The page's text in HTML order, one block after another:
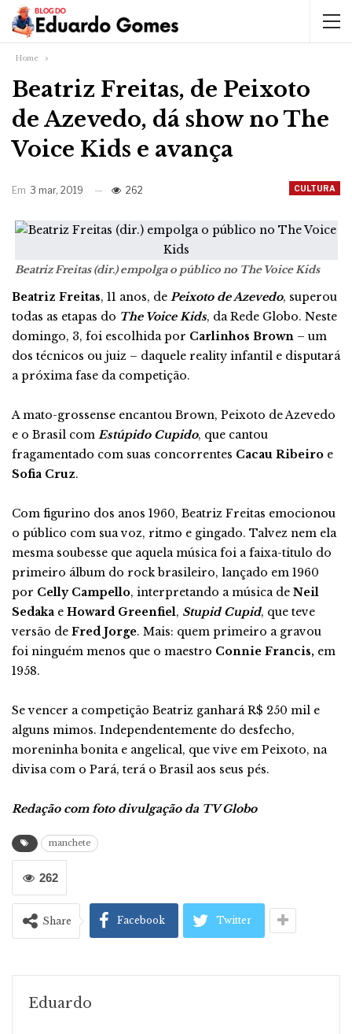
Home
Beatriz Freitas, de Peixoto
de Azevedo, dá show no The
Voice Kids e avança
CULTURA
Em 3 mar, 2019 262
Beatriz Freitas (dir.) empolga o público no The Voice Kids
Beatriz Freitas, 11 anos, de Peixoto de Azevedo, superou
todas as etapas do The Voice Kids, da Rede Globo. Neste
domingo, 3, foi escolhida por Carlinhos Brown – um
dos técnicos ou juiz – daquele reality infantil e disputará
a próxima fase da competição.
A mato-grossense encantou Brown, Peixoto de Azevedo
e o Brasil com Estúpido Cupido, que cantou
fragamentado com suas concorrentes Cacau Ribeiro e
Sofia Cruz.
Com figurino dos anos 1960, Beatriz Freitas emocionou
o público com sua voz, ritmo e gingado. Talvez nem ela
mesma soubesse que aquela música foi a faixa-titulo do
primeiro álbum do rock brasileiro, lançado em 1960
por Celly Campello, interpretando a música de Neil
Sedaka e Howard Greenfiel, Stupid Cupid, que teve
versão de Fred Jorge. Mais: quem primeiro a gravou
foi ninguém menos que o maestro Connie Francis, em
1958.
Se vencer a competição Beatriz ganhará R$ 250 mil e
alguns mimos. Independentemente do desfecho,
moreninha bonita e angelical, que vive em Peixoto, na
divisa com o Pará, terá o Brasil aos seus pés.
Redação com foto divulgação da TV Globo
manchete
262
Share Facebook Twitter
Eduardo